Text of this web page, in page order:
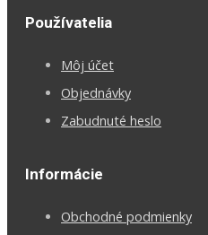
Používatelia
Môj účet
Objednávky
Zabudnuté heslo
Informácie
Obchodné podmienky